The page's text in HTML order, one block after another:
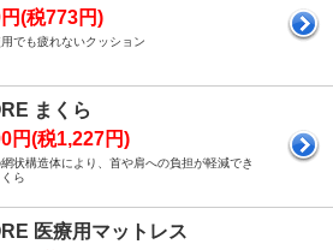
(税773円)
でも疲れないクッション
まくら
円(税1,227円)
状構造体により、首や肩への負担が軽減でき
ら
医療用マットレス